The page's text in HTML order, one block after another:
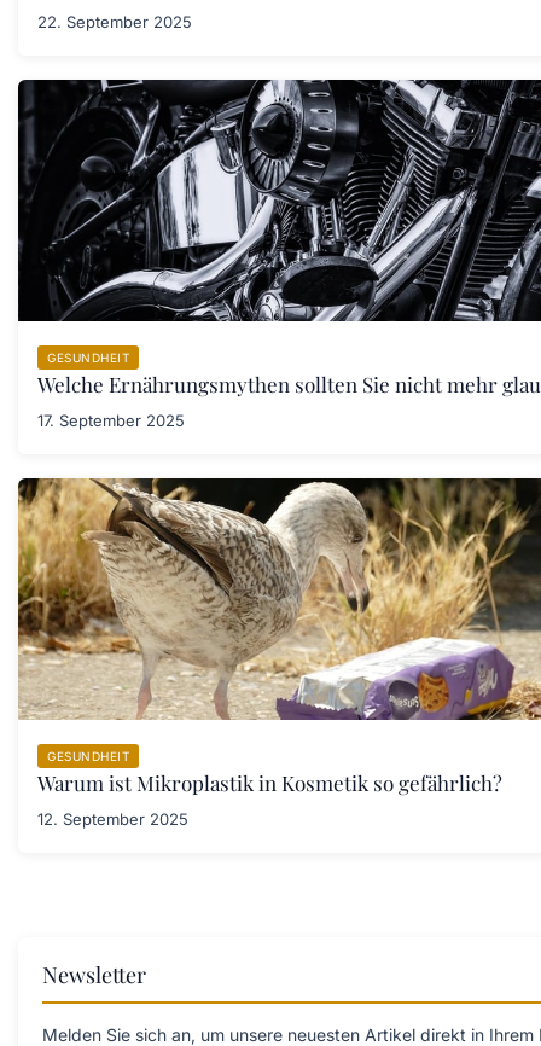
22. September 2025
GESUNDHEIT
Welche Ernährungsmythen sollten Sie nicht mehr
17. September 2025
GESUNDHEIT
Warum ist Mikroplastik in Kosmetik so gefährlich?
12. September 2025
Newsletter
Melden Sie sich an, um unsere neuesten Artikel direkt in Ihrem